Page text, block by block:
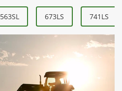
563SL 673LS 741LS